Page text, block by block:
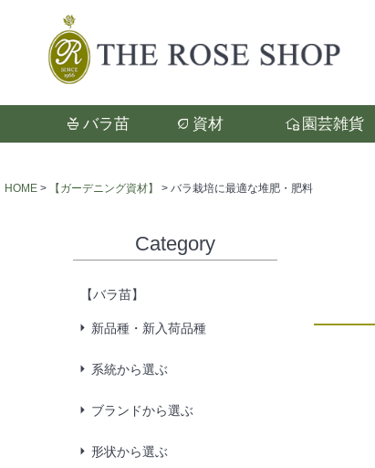
バラ苗 資材 園芸雑貨
検索
HOME 【ガーデニング資材】 バラ栽培に最適な堆肥・肥料
Category
【バラ苗】
新品種・新入荷品種
系統から選ぶ
ブランドから選ぶ
形状から選ぶ